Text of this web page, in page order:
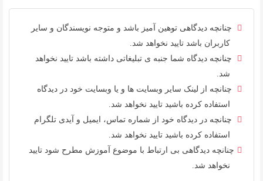
چنانچه دیدگاهی توهین آمیز باشد و متوجه نویسندگان و سایر
کاربران باشد تایید نخواهد شد.
چنانچه دیدگاه شما جنبه ی تبلیغاتی داشته باشد تایید نخواهد
شد.
چنانچه از لینک سایر وبسایت ها و یا وبسایت خود در دیدگاه
استفاده کرده باشید تایید نخواهد شد.
چنانچه در دیدگاه خود از شماره تماس، ایمیل و آیدی تلگرام
استفاده کرده باشید تایید نخواهد شد.
چنانچه دیدگاهی بی ارتباط با موضوع آموزش مطرح شود تایید
نخواهد شد.